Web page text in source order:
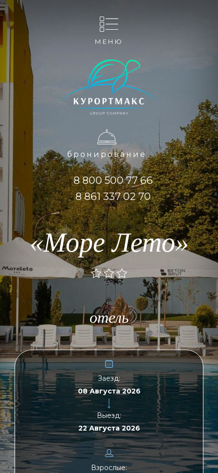
МЕНЮ
бронирование
8 800 500 77 66
8 861 337 02 70
«Море Лето»
отель
Заезд:
Выезд:
Взрослые: